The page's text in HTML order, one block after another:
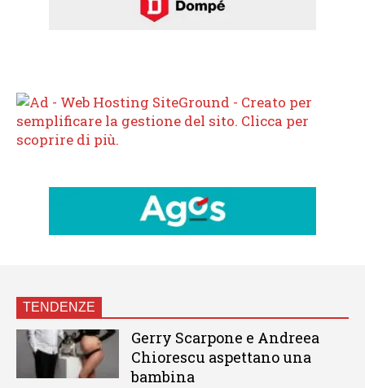
TENDENZE
Gerry Scarpone e Andreea
Chiorescu aspettano una
bambina